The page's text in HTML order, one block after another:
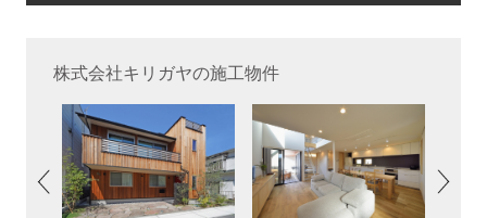
株式会社キリガヤの施工物件